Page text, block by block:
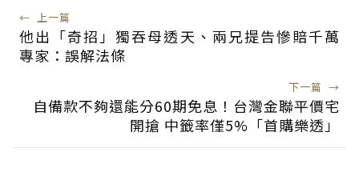
← 上一篇
他出「奇招」獨吞母透天、兩兄提告慘賠千萬
專家：誤解法條
下一篇 →
自備款不夠還能分60期免息！台灣金聯平價宅
開搶 中籤率僅5%「首購樂透」